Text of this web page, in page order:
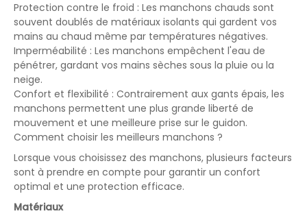
Protection contre le froid : Les manchons chauds sont
souvent doublés de matériaux isolants qui gardent vos
mains au chaud même par températures négatives.
Imperméabilité : Les manchons empêchent l'eau de
pénétrer, gardant vos mains sèches sous la pluie ou la
neige.
Confort et flexibilité : Contrairement aux gants épais, les
manchons permettent une plus grande liberté de
mouvement et une meilleure prise sur le guidon.
Comment choisir les meilleurs manchons ?
Lorsque vous choisissez des manchons, plusieurs facteurs
sont à prendre en compte pour garantir un confort
optimal et une protection efficace.
Matériaux